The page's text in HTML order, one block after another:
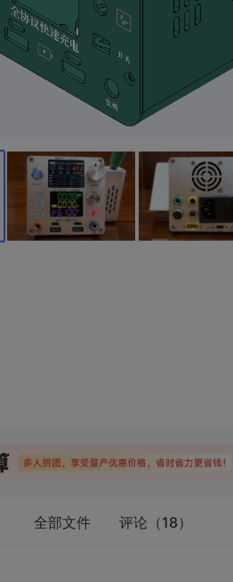
全部文件 评论（18）